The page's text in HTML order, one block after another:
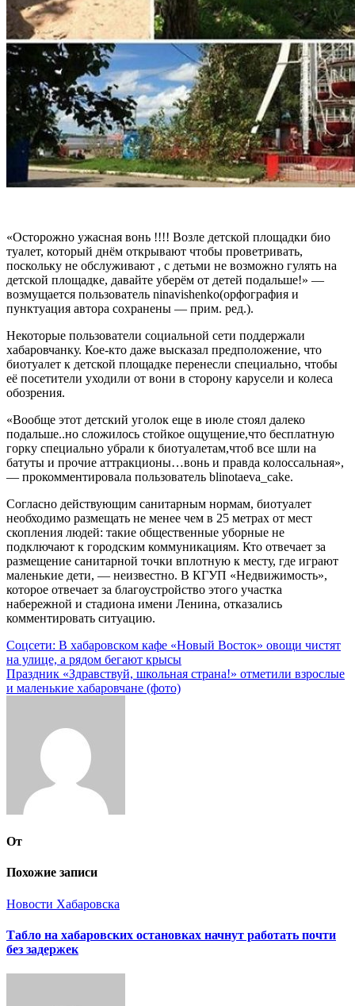
«Осторожно ужасная вонь !!!! Возле детской площадки био
туалет, который днём открывают чтобы проветривать,
поскольку не обслуживают , с детьми не возможно гулять на
детской площадке, давайте уберём от детей подальше!» —
возмущается пользователь ninavishenko(орфография и
пунктуация автора сохранены — прим. ред.).
Некоторые пользователи социальной сети поддержали
хабаровчанку. Кое-кто даже высказал предположение, что
биотуалет к детской площадке перенесли специально, чтобы
её посетители уходили от вони в сторону карусели и колеса
обозрения.
«Вообще этот детский уголок еще в июле стоял далеко
подальше..но сложилось стойкое ощущение,что бесплатную
горку специально убрали к биотуалетам,чтоб все шли на
батуты и прочие аттракционы…вонь и правда колоссальная»,
— прокомментировала пользователь blinotaeva_cake.
Согласно действующим санитарным нормам, биотуалет
необходимо размещать не менее чем в 25 метрах от мест
скопления людей: такие общественные уборные не
подключают к городским коммуникациям. Кто отвечает за
размещение санитарной точки вплотную к месту, где играют
маленькие дети, — неизвестно. В КГУП «Недвижимость»,
которое отвечает за благоустройство этого участка
набережной и стадиона имени Ленина, отказались
комментировать ситуацию.
Навигация
по
записям
Соцсети: В хабаровском кафе «Новый Восток» овощи чистят
на улице, а рядом бегают крысы
Праздник «Здравствуй, школьная страна!» отметили взрослые
и маленькие хабаровчане (фото)
От
Похожие записи
Новости Хабаровска
Табло на хабаровских остановках начнут работать почти
без задержек